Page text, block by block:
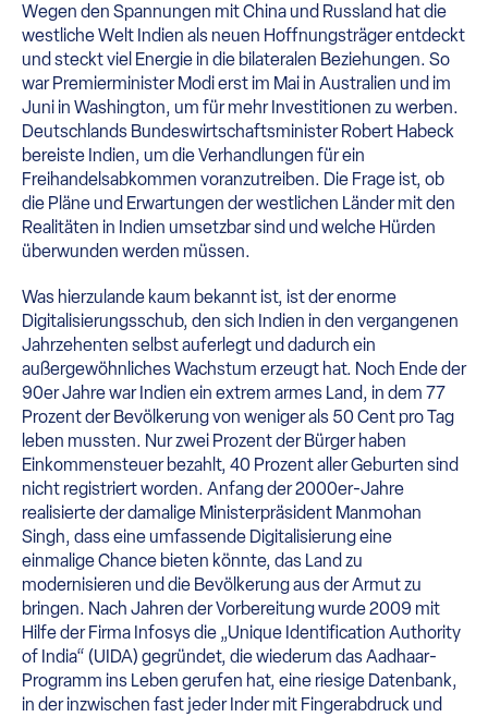
Wegen den Spannungen mit China und Russland hat die
westliche Welt Indien als neuen Hoffnungsträger entdeckt
und steckt viel Energie in die bilateralen Beziehungen. So
war Premierminister Modi erst im Mai in Australien und im
Juni in Washington, um für mehr Investitionen zu werben.
Deutschlands Bundeswirtschaftsminister Robert Habeck
bereiste Indien, um die Verhandlungen für ein
Freihandelsabkommen voranzutreiben. Die Frage ist, ob
die Pläne und Erwartungen der westlichen Länder mit den
Realitäten in Indien umsetzbar sind und welche Hürden
überwunden werden müssen.
Was hierzulande kaum bekannt ist, ist der enorme
Digitalisierungsschub, den sich Indien in den vergangenen
Jahrzehenten selbst auferlegt und dadurch ein
außergewöhnliches Wachstum erzeugt hat. Noch Ende der
90er Jahre war Indien ein extrem armes Land, in dem 77
Prozent der Bevölkerung von weniger als 50 Cent pro Tag
leben mussten. Nur zwei Prozent der Bürger haben
Einkommensteuer bezahlt, 40 Prozent aller Geburten sind
nicht registriert worden. Anfang der 2000er-Jahre
realisierte der damalige Ministerpräsident Manmohan
Singh, dass eine umfassende Digitalisierung eine
einmalige Chance bieten könnte, das Land zu
modernisieren und die Bevölkerung aus der Armut zu
bringen. Nach Jahren der Vorbereitung wurde 2009 mit
Hilfe der Firma Infosys die „Unique Identification Authority
of India“ (UIDA) gegründet, die wiederum das Aadhaar-
Programm ins Leben gerufen hat, eine riesige Datenbank,
in der inzwischen fast jeder Inder mit Fingerabdruck und